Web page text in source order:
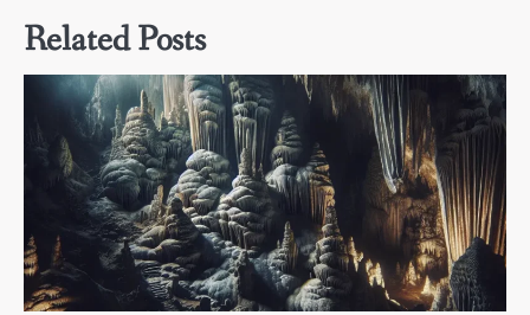
Related Posts